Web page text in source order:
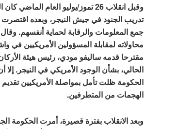
وقبل انقلاب 26 تموز/يوليو العام
تدريب الجنود في جيش النيجر، وبعده اقتصرت
جمع المعلومات والرقابة لحماية أنفسهم.
محاولاته لمقابلة المسؤولين الأمريكيين في
مقترحا قدمه ساليفو مودي، رئيس هيئة
الحالي، بشأن الوجود الأمريكي في النيجر. إلا
الحكومة ظلت تأمل بمواصلة الأمريكيين
الهجمات من المتطرفين.